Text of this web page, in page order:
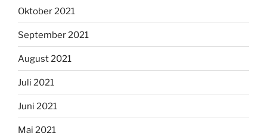
Oktober 2021
September 2021
August 2021
Juli 2021
Juni 2021
Mai 2021